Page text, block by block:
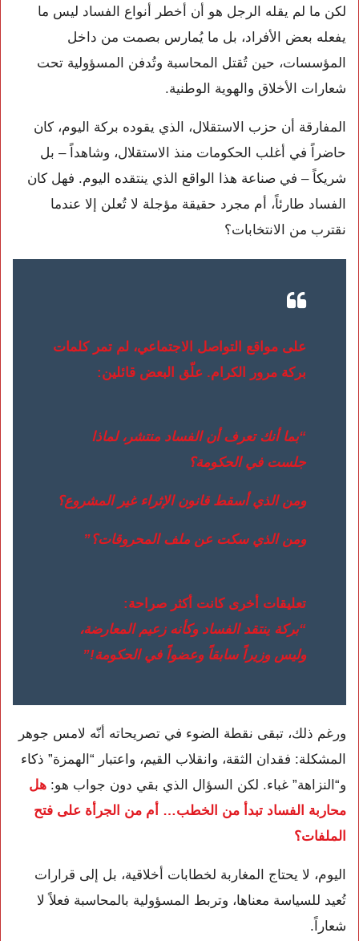
لكن ما لم يقله الرجل هو أن أخطر أنواع الفساد ليس ما
يفعله بعض الأفراد، بل ما يُمارس بصمت من داخل
المؤسسات، حين تُقتل المحاسبة وتُدفن المسؤولية تحت
شعارات الأخلاق والهوية الوطنية.
المفارقة أن حزب الاستقلال، الذي يقوده بركة اليوم، كان
حاضراً في أغلب الحكومات منذ الاستقلال، وشاهداً – بل
شريكاً – في صناعة هذا الواقع الذي ينتقده اليوم. فهل كان
الفساد طارئاً، أم مجرد حقيقة مؤجلة لا تُعلن إلا عندما
نقترب من الانتخابات؟
على مواقع التواصل الاجتماعي، لم تمر كلمات
بركة مرور الكرام. علّق البعض قائلين:
“بما أنك تعرف أن الفساد منتشر، لماذا
جلست في الحكومة؟
ومن الذي أسقط قانون الإثراء غير المشروع؟
ومن الذي سكت عن ملف المحروقات؟”
تعليقات أخرى كانت أكثر صراحة:
“بركة ينتقد الفساد وكأنه زعيم المعارضة،
وليس وزيراً سابقاً وعضواً في الحكومة!”
ورغم ذلك، تبقى نقطة الضوء في تصريحاته أنّه لامس جوهر
المشكلة: فقدان الثقة، وانقلاب القيم، واعتبار “الهمزة” ذكاء
و“النزاهة” غباء. لكن السؤال الذي بقي دون جواب هو: هل
محاربة الفساد تبدأ من الخطب… أم من الجرأة على فتح
الملفات؟
اليوم، لا يحتاج المغاربة لخطابات أخلاقية، بل إلى قرارات
تُعيد للسياسة معناها، وتربط المسؤولية بالمحاسبة فعلاً لا
شعاراً.